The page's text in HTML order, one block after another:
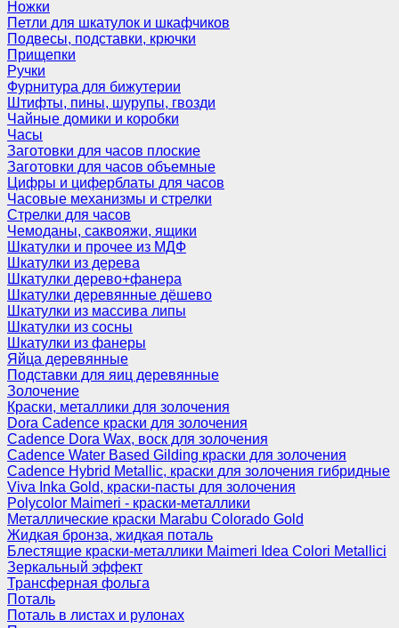
Ножки
Петли для шкатулок и шкафчиков
Подвесы, подставки, крючки
Прищепки
Ручки
Фурнитура для бижутерии
Штифты, пины, шурупы, гвозди
Чайные домики и коробки
Часы
Заготовки для часов плоские
Заготовки для часов объемные
Цифры и циферблаты для часов
Часовые механизмы и стрелки
Стрелки для часов
Чемоданы, саквояжи, ящики
Шкатулки и прочее из МДФ
Шкатулки из дерева
Шкатулки дерево+фанера
Шкатулки деревянные дёшево
Шкатулки из массива липы
Шкатулки из сосны
Шкатулки из фанеры
Яйца деревянные
Подставки для яиц деревянные
Золочение
Краски, металлики для золочения
Dora Cadence краски для золочения
Cadence Dora Wax, воск для золочения
Cadence Water Based Gilding краски для золочения
Cadence Hybrid Metallic, краски для золочения гибридные
Viva Inka Gold, краски-пасты для золочения
Polycolor Maimeri - краски-металлики
Металлические краски Marabu Colorado Gold
Жидкая бронза, жидкая поталь
Блестящие краски-металлики Maimeri Idea Colori Metallici
Зеркальный эффект
Трансферная фольга
Поталь
Поталь в листах и рулонах